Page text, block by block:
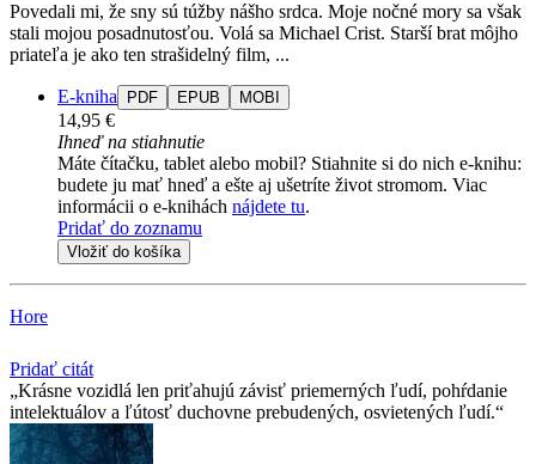
Povedali mi, že sny sú túžby nášho srdca. Moje nočné mory sa však
stali mojou posadnutosťou. Volá sa Michael Crist. Starší brat môjho
priateľa je ako ten strašidelný film, ...
E-kniha PDF EPUB MOBI
14,95 €
Ihneď na stiahnutie
Máte čítačku, tablet alebo mobil? Stiahnite si do nich e-knihu:
budete ju mať hneď a ešte aj ušetríte život stromom. Viac
informácii o e-knihách nájdete tu.
Pridať do zoznamu
Vložiť do košíka
Hore
Pridať citát
Krásne vozidlá len priťahujú závisť priemerných ľudí, pohŕdanie
intelektuálov a ľútosť duchovne prebudených, osvietených ľudí.